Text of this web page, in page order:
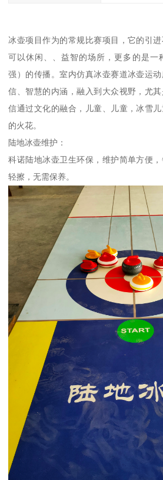
冰壶项目作为的常规比赛项目，它的引
可以休闲、、益智的场所，更多的是一
强）的传播。室内仿真冰壶赛道冰壶运
信、智慧的内涵，融入到大众视野，尤
信通过文化的融合，儿童、儿童，冰雪
的火花。
陆地冰壶维护：
科诺陆地冰壶卫生环保，维护简单方便
轻擦，无需保养。